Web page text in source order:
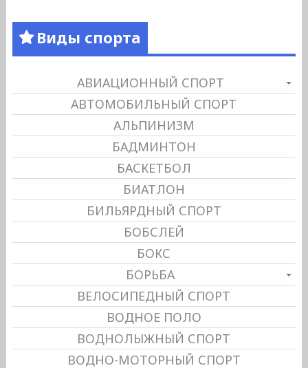
Виды спорта
АВИАЦИОННЫЙ СПОРТ
АВТОМОБИЛЬНЫЙ СПОРТ
АЛЬПИНИЗМ
БАДМИНТОН
БАСКЕТБОЛ
БИАТЛОН
БИЛЬЯРДНЫЙ СПОРТ
БОБСЛЕЙ
БОКС
БОРЬБА
ВЕЛОСИПЕДНЫЙ СПОРТ
ВОДНОЕ ПОЛО
ВОДНОЛЫЖНЫЙ СПОРТ
ВОДНО-МОТОРНЫЙ СПОРТ